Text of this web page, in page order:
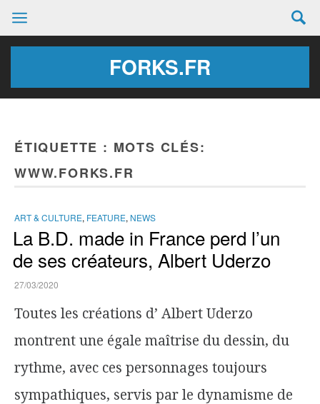
FORKS.FR
ÉTIQUETTE : MOTS CLÉS:
WWW.FORKS.FR
ART & CULTURE, FEATURE, NEWS
La B.D. made in France perd l’un
de ses créateurs, Albert Uderzo
27/03/2020
Toutes les créations d’ Albert Uderzo
montrent une égale maîtrise du dessin, du
rythme, avec ces personnages toujours
sympathiques, servis par le dynamisme de